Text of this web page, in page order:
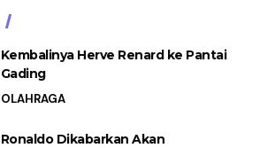
Kembalinya Herve Renard ke Pantai
Gading
OLAHRAGA
Ronaldo Dikabarkan Akan